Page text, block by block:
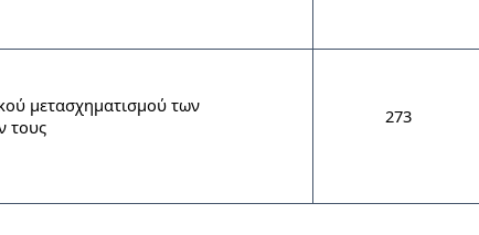
μετασχηματισμού των
τους
273